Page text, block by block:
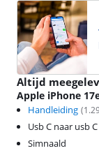
Altijd
Apple iPhone
Handleiding (
Usb C naar usb
Simnaald